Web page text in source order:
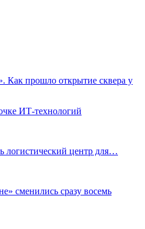
Как прошло открытие сквера у
ИТ-технологий
логистический центр для…
сменились сразу восемь